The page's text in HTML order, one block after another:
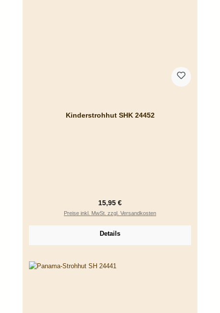
Kinderstrohhut SHK 24452
Regulärer Preis:
15,95 €
Preise inkl. MwSt. zzgl. Versandkosten
Details